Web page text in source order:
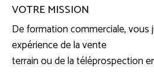
VOTRE MISSION
De formation commerciale, vous
expérience de la vente
terrain ou de la téléprospection